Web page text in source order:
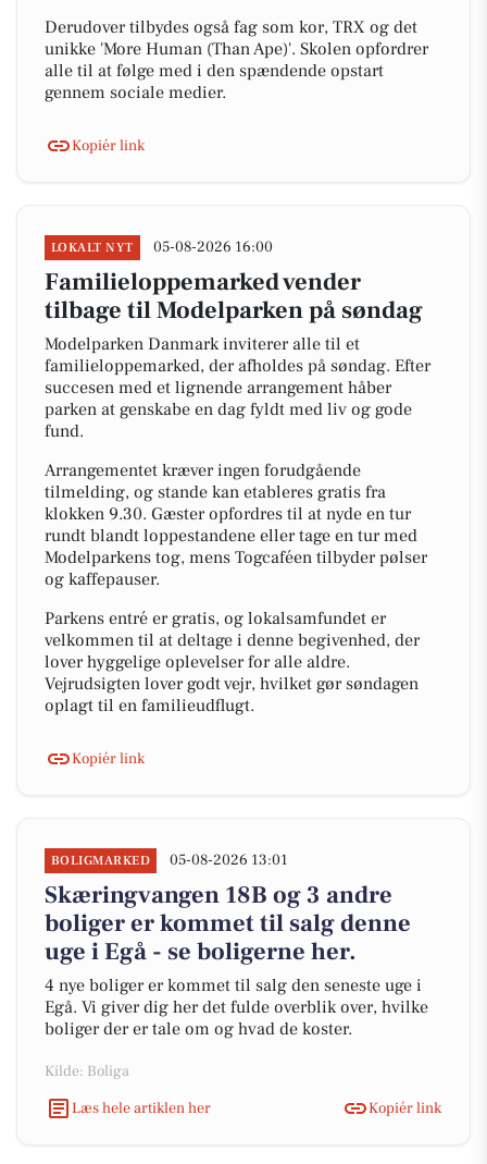
Derudover tilbydes også fag som kor, TRX og det
unikke 'More Human (Than Ape)'. Skolen opfordrer
alle til at følge med i den spændende opstart
gennem sociale medier.
Kopiér link
LOKALT NYT 05-08-2026 16:00
Familieloppemarked vender
tilbage til Modelparken på søndag
Modelparken Danmark inviterer alle til et
familieloppemarked, der afholdes på søndag. Efter
succesen med et lignende arrangement håber
parken at genskabe en dag fyldt med liv og gode
fund.
Arrangementet kræver ingen forudgående
tilmelding, og stande kan etableres gratis fra
klokken 9.30. Gæster opfordres til at nyde en tur
rundt blandt loppestandene eller tage en tur med
Modelparkens tog, mens Togcaféen tilbyder pølser
og kaffepauser.
Parkens entré er gratis, og lokalsamfundet er
velkommen til at deltage i denne begivenhed, der
lover hyggelige oplevelser for alle aldre.
Vejrudsigten lover godt vejr, hvilket gør søndagen
oplagt til en familieudflugt.
Kopiér link
BOLIGMARKED 05-08-2026 13:01
Skæringvangen 18B og 3 andre
boliger er kommet til salg denne
uge i Egå - se boligerne her.
4 nye boliger er kommet til salg den seneste uge i
Egå. Vi giver dig her det fulde overblik over, hvilke
boliger der er tale om og hvad de koster.
Kilde: Boliga
Læs hele artiklen her
Kopiér link